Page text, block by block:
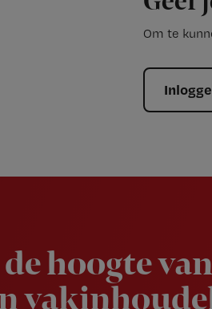
Om te
hoogte